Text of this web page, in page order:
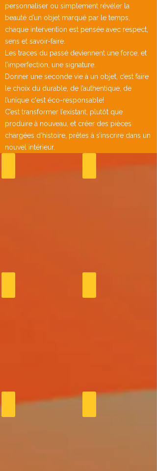
personnaliser ou simplement révéler la
beauté d’un objet marqué par le temps,
chaque intervention est pensée avec respect,
sens et savoir-faire.
Les traces du passé deviennent une force, et
l’imperfection, une signature.
Donner une seconde vie à un objet, c’est faire
le choix du durable, de l’authentique, de
l’unique c'est éco-responsable!
C’est transformer l’existant, plutôt que
produire à nouveau, et créer des pièces
chargées d’histoire, prêtes à s’inscrire dans un
nouvel intérieur.
TABLE SKATE